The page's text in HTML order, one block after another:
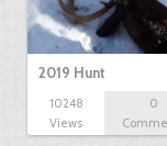
2019 Hunt
10248
Views
0